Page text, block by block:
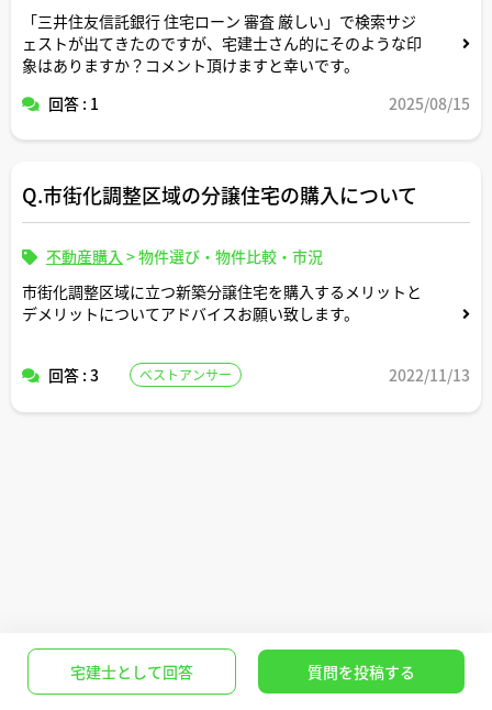
「三井住友信託銀行 住宅ローン 審査 厳しい」で検索サジ
ェストが出てきたのですが、宅建士さん的にそのような印
象はありますか？コメント頂けますと幸いです。
回答 : 1
2025/08/15
Q.市街化調整区域の分譲住宅の購入について
不動産購入 >物件選び・物件比較・市況
市街化調整区域に立つ新築分譲住宅を購入するメリットと
デメリットについてアドバイスお願い致します。
回答 : 3 ベストアンサー 2022/11/13
宅建士として回答 質問を投稿する